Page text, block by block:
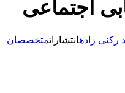
اجتماعی
رکنی زادهانتشاراتمتخصصان